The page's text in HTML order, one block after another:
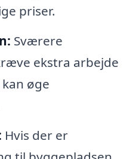
priser.
Sværere
ekstra arbejde
øge
Hvis der er